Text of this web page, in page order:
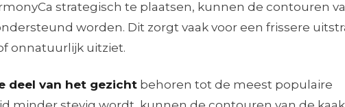
strategisch te plaatsen, kunnen de contouren
worden. Dit zorgt vaak voor een frissere
onnatuurlijk uitziet.
deel van het gezicht behoren tot de meest populaire